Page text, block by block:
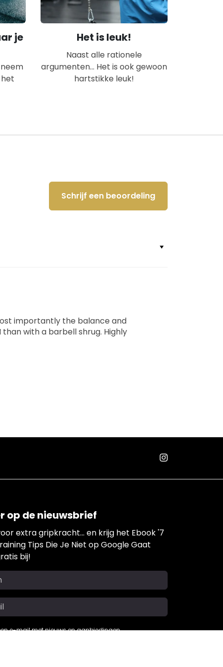
je
Het is leuk!
Naast alle rationele
argumenten... Het is ook gewoon
hartstikke leuk!
Schrijf een beoordeling
importantly the balance and
with a barbell shrug. Highly
op de nieuwsbrief
extra gripkracht... en krijg het Ebook '7
Tips Die Je Niet op Google Gaat
bij!
e-mail met nieuws en aanbiedingen